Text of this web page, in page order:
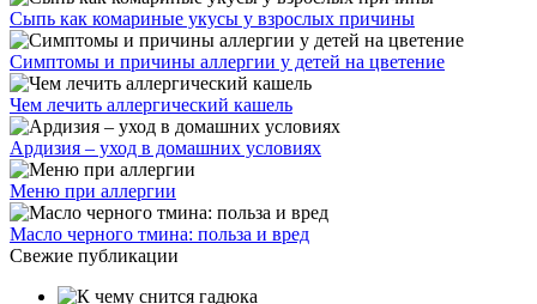
Сыпь как комариные укусы у взрослых причины
Симптомы и причины аллергии у детей на цветение
Чем лечить аллергический кашель
Ардизия – уход в домашних условиях
Меню при аллергии
Масло черного тмина: польза и вред
Свежие публикации